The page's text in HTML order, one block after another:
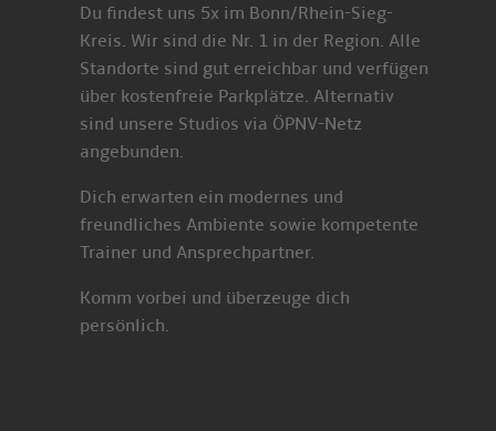
Du findest uns 5x im Bonn/Rhein-Sieg-
Kreis. Wir sind die Nr. 1 in der Region. Alle
Standorte sind gut erreichbar und verfügen
über kostenfreie Parkplätze. Alternativ
sind unsere Studios via ÖPNV-Netz
angebunden.
Dich erwarten ein modernes und
freundliches Ambiente sowie kompetente
Trainer und Ansprechpartner.
Komm vorbei und überzeuge dich
persönlich.